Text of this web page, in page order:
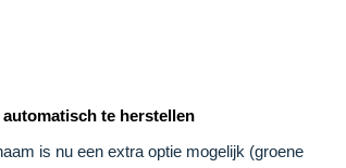
te herstellen
is nu een extra optie mogelijk (groene